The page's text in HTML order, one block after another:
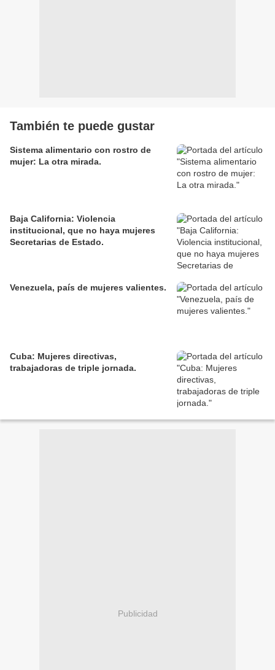
También te puede gustar
Sistema alimentario con rostro de
mujer: La otra mirada.
Baja California: Violencia
institucional, que no haya mujeres
Secretarias de Estado.
Venezuela, país de mujeres valientes.
Cuba: Mujeres directivas,
trabajadoras de triple jornada.
Publicidad